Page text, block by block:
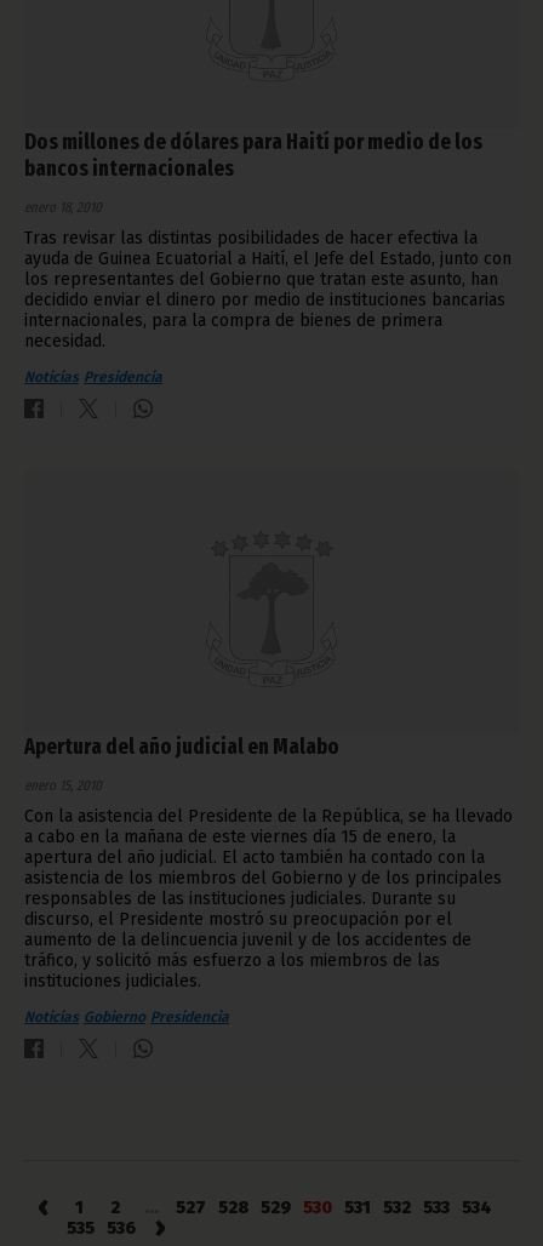
Dos millones de dólares para Haití por medio de los
bancos internacionales
enero 18, 2010
Tras revisar las distintas posibilidades de hacer efectiva la
ayuda de Guinea Ecuatorial a Haití, el Jefe del Estado, junto con
los representantes del Gobierno que tratan este asunto, han
decidido enviar el dinero por medio de instituciones bancarias
internacionales, para la compra de bienes de primera
necesidad.
Noticias Presidencia
Apertura del año judicial en Malabo
enero 15, 2010
Con la asistencia del Presidente de la República, se ha llevado
a cabo en la mañana de este viernes día 15 de enero, la
apertura del año judicial. El acto también ha contado con la
asistencia de los miembros del Gobierno y de los principales
responsables de las instituciones judiciales. Durante su
discurso, el Presidente mostró su preocupación por el
aumento de la delincuencia juvenil y de los accidentes de
tráfico, y solicitó más esfuerzo a los miembros de las
instituciones judiciales.
Noticias Gobierno Presidencia
‹ 1 2 527 528 529 530 531 532 533
534
535
536 ›